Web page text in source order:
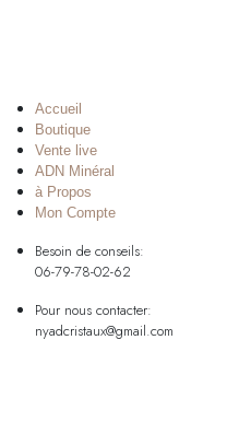
Accueil
Boutique
Vente live
ADN Minéral
à Propos
Mon Compte
Besoin de conseils:
06-79-78-02-62
Pour nous contacter:
nyadcristaux@gmail.com